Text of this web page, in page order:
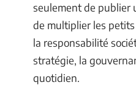
seulement de publier
de multiplier les
la responsabilité
stratégie, la
quotidien.